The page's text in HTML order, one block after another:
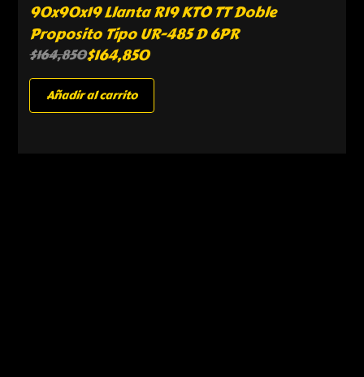
90x90x19 Llanta R19 KTO TT Doble
Proposito Tipo UR-485 D 6PR
$164,850$164,850
Añadir al carrito